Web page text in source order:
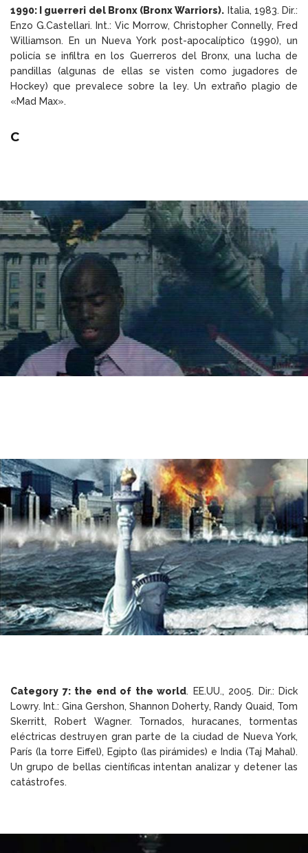
1990: I guerreri del Bronx (Bronx Warriors). Italia, 1983. Dir.:
Enzo G.Castellari. Int.: Vic Morrow, Christopher Connelly, Fred
Williamson. En un Nueva York post-apocalíptico (1990), un
policía se infiltra en los Guerreros del Bronx, una lucha de
pandillas (algunas de ellas se visten como jugadores de
Hockey) que prevalece sobre la ley. Un extraño plagio de
«Mad Max».
C
Category 7: the end of the world. EE.UU., 2005. Dir.: Dick
Lowry. Int.: Gina Gershon, Shannon Doherty, Randy Quaid, Tom
Skerritt, Robert Wagner. Tornados, huracanes, tormentas
eléctricas destruyen gran parte de la ciudad de Nueva York,
París (la torre Eiffel), Egipto (las pirámides) e India (Taj Mahal).
Un grupo de bellas científicas intentan analizar y detener las
catástrofes.